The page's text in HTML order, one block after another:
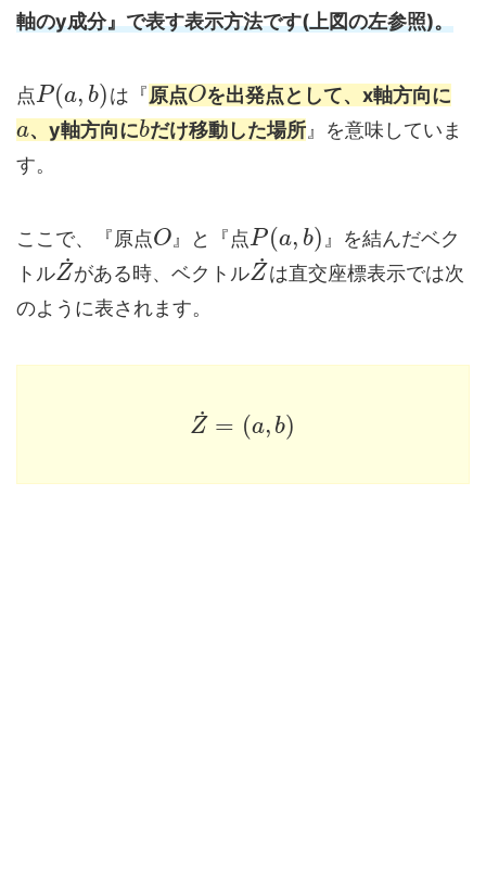
軸のy成分』で表す表示方法です(上図の左参照)。
点P(a, b)は『原点Oを出発点として、x軸方向に
a、y軸方向にbだけ移動した場所』を意味していま
す。
ここで、『原点O』と『点P (a, b)』を結んだベク
トルZ
˙がある時、ベクトルZ
˙は直交座標表示では次
のように表されます。
Z
˙ = (a, b)